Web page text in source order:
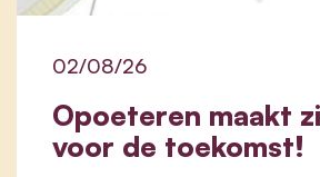
Opoeteren maakt
voor de toekomst!
02/08/26